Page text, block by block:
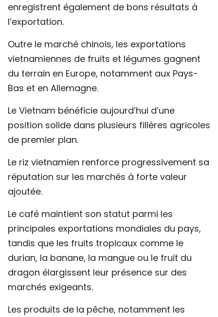
enregistrent également de bons résultats à
l’exportation.
Outre le marché chinois, les exportations
vietnamiennes de fruits et légumes gagnent
du terrain en Europe, notamment aux Pays-
Bas et en Allemagne.
Le Vietnam bénéficie aujourd’hui d’une
position solide dans plusieurs filières agricoles
de premier plan.
Le riz vietnamien renforce progressivement sa
réputation sur les marchés à forte valeur
ajoutée.
Le café maintient son statut parmi les
principales exportations mondiales du pays,
tandis que les fruits tropicaux comme le
durian, la banane, la mangue ou le fruit du
dragon élargissent leur présence sur des
marchés exigeants.
Les produits de la pêche, notamment les